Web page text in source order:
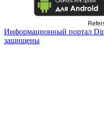
Информационный портал
защищены